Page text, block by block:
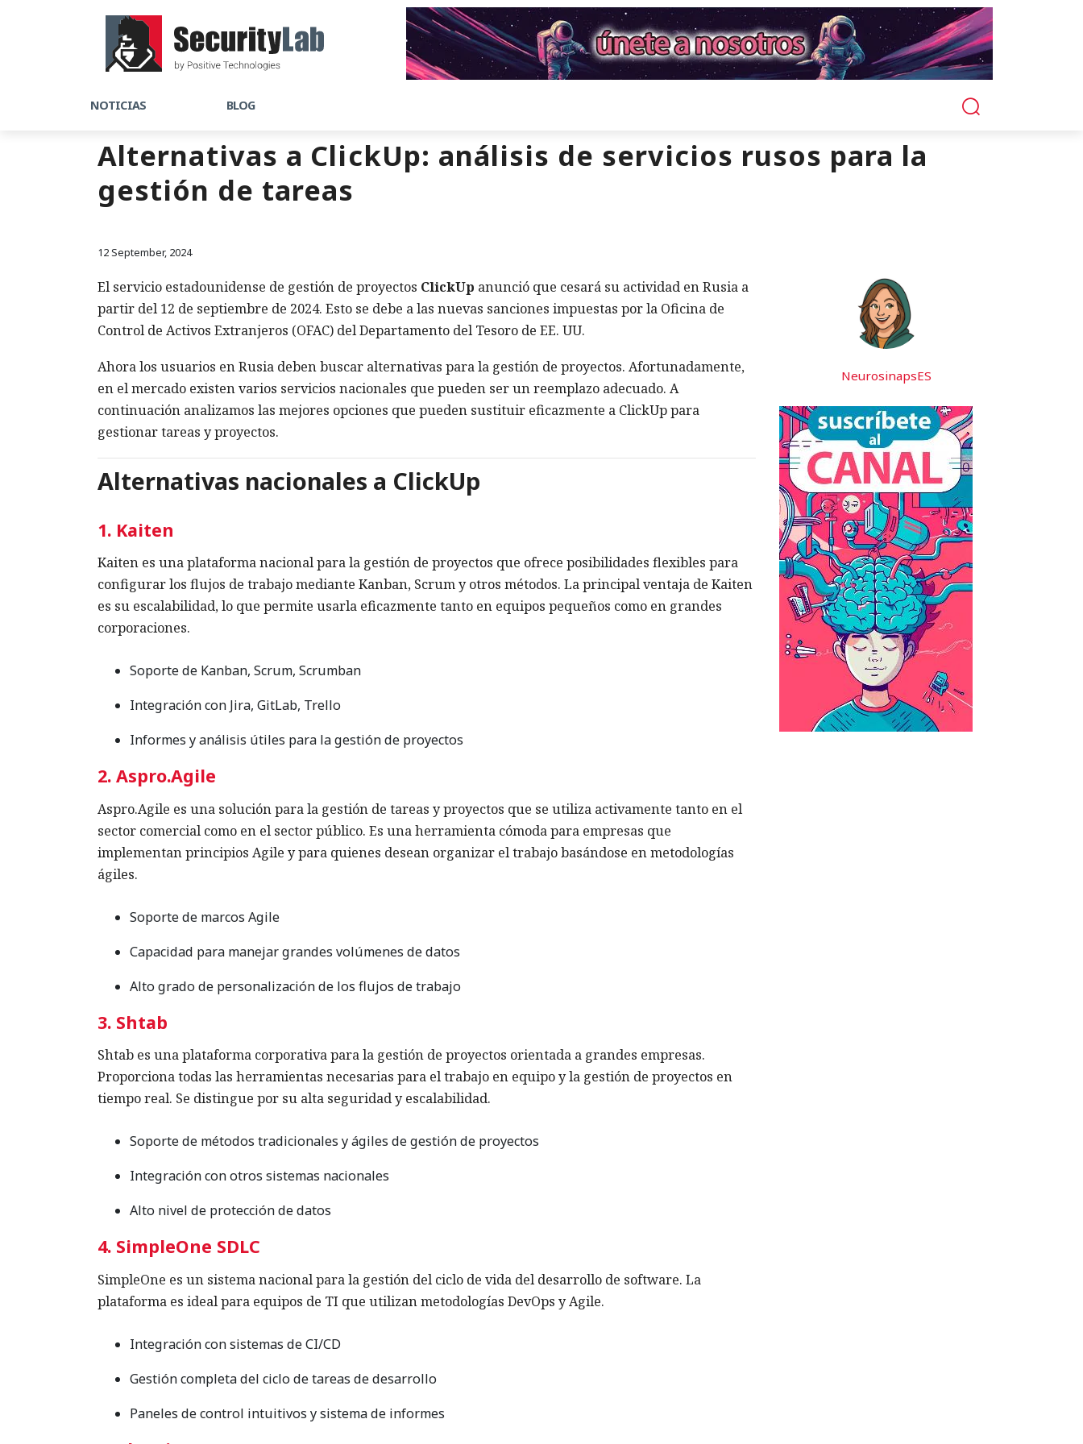
NOTICIAS BLOG
Alternativas a ClickUp: análisis de servicios rusos para la
gestión de tareas
12 September, 2024
El servicio estadounidense de gestión de proyectos ClickUp anunció que cesará su actividad en Rusia a
partir del 12 de septiembre de 2024. Esto se debe a las nuevas sanciones impuestas por la Oficina de
Control de Activos Extranjeros (OFAC) del Departamento del Tesoro de EE. UU.
Ahora los usuarios en Rusia deben buscar alternativas para la gestión de proyectos. Afortunadamente,
en el mercado existen varios servicios nacionales que pueden ser un reemplazo adecuado. A
continuación analizamos las mejores opciones que pueden sustituir eficazmente a ClickUp para
gestionar tareas y proyectos.
Alternativas nacionales a ClickUp
1. Kaiten
Kaiten es una plataforma nacional para la gestión de proyectos que ofrece posibilidades flexibles para
configurar los flujos de trabajo mediante Kanban, Scrum y otros métodos. La principal ventaja de Kaiten
es su escalabilidad, lo que permite usarla eficazmente tanto en equipos pequeños como en grandes
corporaciones.
Soporte de Kanban, Scrum, Scrumban
Integración con Jira, GitLab, Trello
Informes y análisis útiles para la gestión de proyectos
2. Aspro.Agile
Aspro.Agile es una solución para la gestión de tareas y proyectos que se utiliza activamente tanto en el
sector comercial como en el sector público. Es una herramienta cómoda para empresas que
implementan principios Agile y para quienes desean organizar el trabajo basándose en metodologías
ágiles.
Soporte de marcos Agile
Capacidad para manejar grandes volúmenes de datos
Alto grado de personalización de los flujos de trabajo
3. Shtab
Shtab es una plataforma corporativa para la gestión de proyectos orientada a grandes empresas.
Proporciona todas las herramientas necesarias para el trabajo en equipo y la gestión de proyectos en
tiempo real. Se distingue por su alta seguridad y escalabilidad.
Soporte de métodos tradicionales y ágiles de gestión de proyectos
Integración con otros sistemas nacionales
Alto nivel de protección de datos
4. SimpleOne SDLC
SimpleOne es un sistema nacional para la gestión del ciclo de vida del desarrollo de software. La
plataforma es ideal para equipos de TI que utilizan metodologías DevOps y Agile.
Integración con sistemas de CI/CD
Gestión completa del ciclo de tareas de desarrollo
Paneles de control intuitivos y sistema de informes
NeurosinapsES